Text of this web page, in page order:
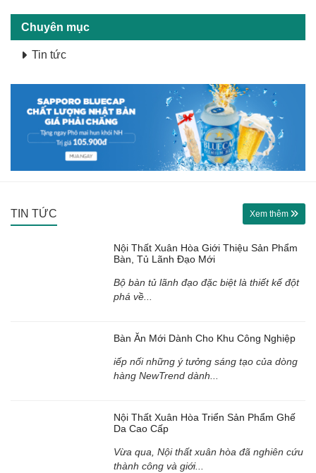
Chuyên mục
Tin tức
TIN TỨC Xem thêm
Nội Thất Xuân Hòa Giới Thiệu Sản Phẩm
Bàn, Tủ Lãnh Đạo Mới
Bộ bàn tủ lãnh đạo đặc biệt là thiết kế đột
phá về...
Bàn Ăn Mới Dành Cho Khu Công Nghiệp
iếp nối những ý tưởng sáng tạo của dòng
hàng NewTrend dành...
Nội Thất Xuân Hòa Triển Sản Phẩm Ghế
Da Cao Cấp
Vừa qua, Nội thất xuân hòa đã nghiên cứu
thành công và giới...